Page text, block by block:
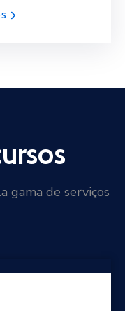
gama de serviços